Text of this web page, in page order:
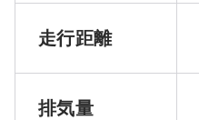
走行距離
排気量